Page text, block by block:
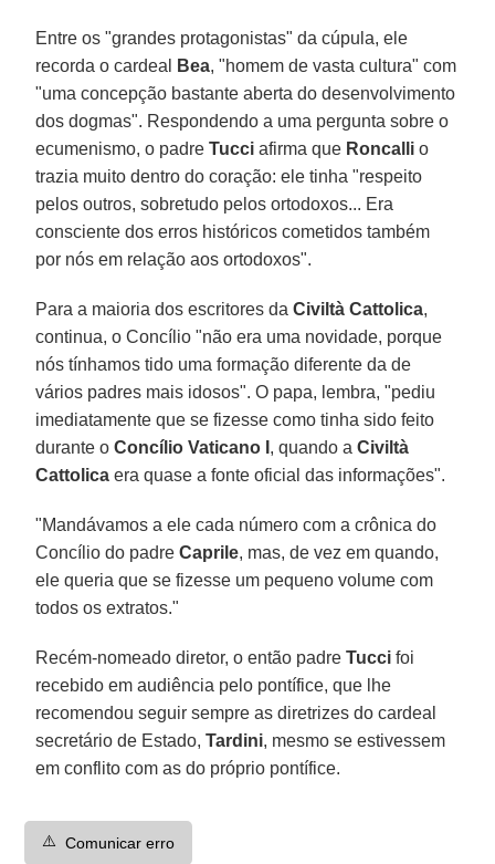
Entre os "grandes protagonistas" da cúpula, ele
recorda o cardeal
Bea, "homem de vasta cultura" com
"uma concepção bastante aberta do desenvolvimento
dos dogmas". Respondendo a uma pergunta sobre o
ecumenismo, o padreTucci afirma que Roncalli o
trazia muito dentro do coração: ele tinha "respeito
pelos outros, sobretudo pelos ortodoxos... Era
consciente dos erros históricos cometidos também
por nós em relação aos ortodoxos".
Para a maioria dos escritores daCiviltà Cattolica,
continua, o Concílio "não era uma novidade, porque
nós tínhamos tido uma formação diferente da de
vários padres mais idosos". O papa, lembra, "pediu
imediatamente que se fizesse como tinha sido feito
durante oConcílio Vaticano I , quando aCiviltà
Cattolica era quase a fonte oficial das informações".
"Mandávamos a ele cada número com a crônica do
Concílio do padreCaprile, mas, de vez em quando,
ele queria que se fizesse um pequeno volume com
todos os extratos."
Recém-nomeado diretor, o então padreTucci foi
recebido em audiência pelo pontífice, que lhe
recomendou seguir sempre as diretrizes do cardeal
secretário de Estado,Tardini, mesmo se estivessem
em conflito com as do próprio pontífice.
⚠️ Comunicar erro